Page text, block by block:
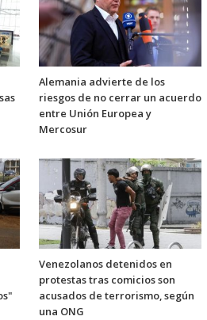
Alemania advierte de los
riesgos de no cerrar un acuerdo
entre Unión Europea y
Mercosur
Venezolanos detenidos en
protestas tras comicios son
acusados de terrorismo, según
una ONG